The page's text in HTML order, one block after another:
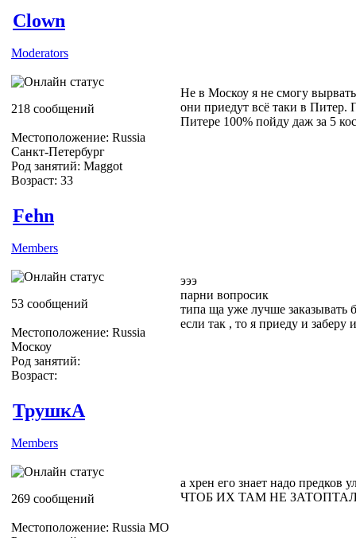
Clown
Moderators
218 сообщений
Местоположение: Russia
Санкт-Петербург
Род занятий: Maggot
Возраст: 33
Не в Москоу я не смогу
они приедут всё таки в Питер.
Питере 100% пойду даж за 5
Fehn
Members
53 сообщений
Местоположение: Russia
Москоу
Род занятий:
Возраст:
эээ
парни вопросик
типа ща уже лучше заказывать
если так , то я приеду и заберу
ТрушкА
Members
269 сообщений
Местоположение: Russia МО
а хрен его знает надо
ЧТОБ ИХ ТАМ НЕ